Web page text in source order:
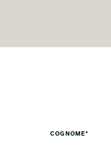
COGNOME*